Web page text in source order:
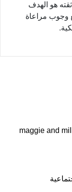
هو الهدف
وجوب مراعاة